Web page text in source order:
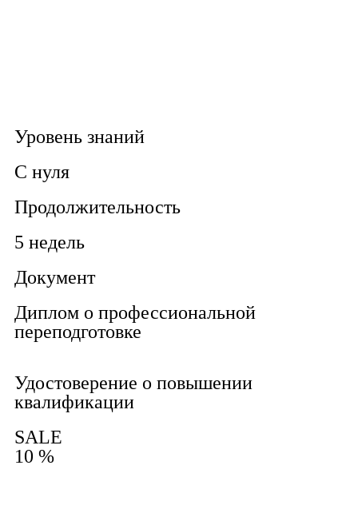
Уровень знаний
С нуля
Продолжительность
5 недель
Документ
Диплом о профессиональной
переподготовке
Удостоверение о повышении
квалификации
SALE
10 %